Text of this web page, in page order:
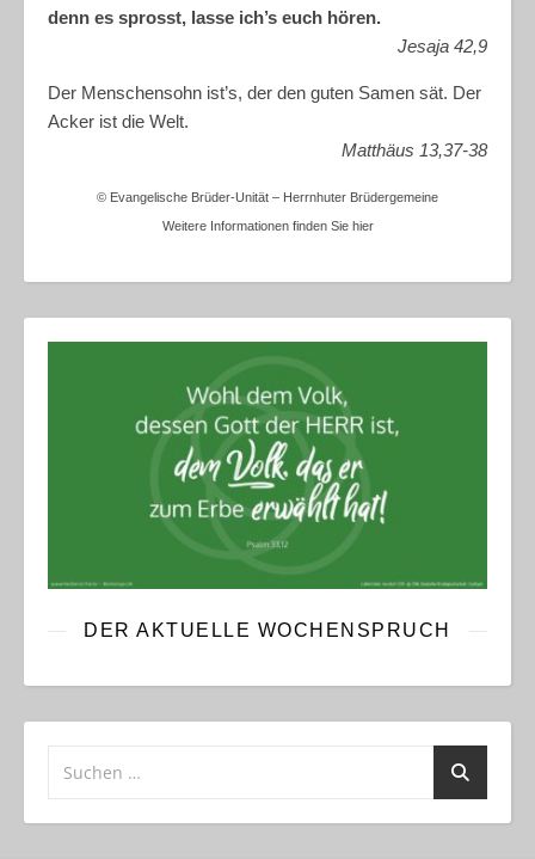
denn es sprosst, lasse ich’s euch hören.
Jesaja 42,9
Der Menschensohn ist’s, der den guten Samen sät. Der
Acker ist die Welt.
Matthäus 13,37-38
© Evangelische Brüder-Unität – Herrnhuter Brüdergemeine
Weitere Informationen finden Sie hier
DER AKTUELLE WOCHENSPRUCH